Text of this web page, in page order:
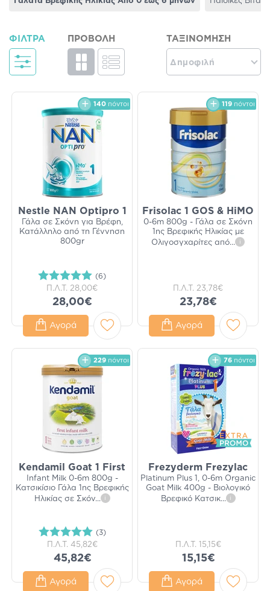
ΦΊΛΤΡΑ ΠΡΟΒΟΛΉ ΤΑΞΙΝΌΜΗΣΗ
Δημοφιλή
140 πόντοι
Nestle NAN Optipro 1
Γάλα σε Σκόνη για Βρέφη,
Κατάλληλο από τη Γέννηση
800gr
(6)
Π.Λ.Τ. 28,00€
28,00€
Αγορά
119 πόντοι
Frisolac 1 GOS & HiMO
0-6m 800g - Γάλα σε Σκόνη
1ης Βρεφικής Ηλικίας με
Ολιγοσγχαρίτες από... i
Π.Λ.Τ. 23,78€
23,78€
Αγορά
229 πόντοι
Kendamil Goat 1 First
Infant Milk 0-6m 800g -
Κατσικίσιο Γάλα 1ης Βρεφικής
Ηλικίας σε Σκόν... i
(3)
Π.Λ.Τ. 45,82€
45,82€
Αγορά
76 πόντοι
Frezyderm Frezylac
Platinum Plus 1, 0-6m Organic
Goat Milk 400g - Βιολογικό
Βρεφικό Κατσικ... i
Π.Λ.Τ. 15,15€
15,15€
Αγορά